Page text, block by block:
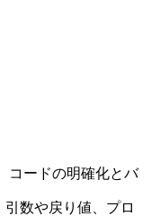
コードの明確化とバ
数や戻り値、プロ